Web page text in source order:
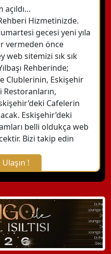
Hizmetinizde.
gecesi yeni yıla
vermeden önce
web sitemizi sık sık
Rehberinde;
Clublerinin, Eskişehir
Restoranların,
Cafelerin
Eskişehir’deki
belli oldukça web
Bizi takip edin
!